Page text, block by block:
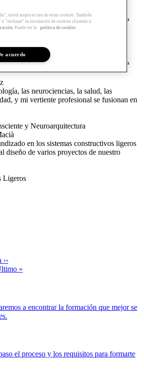
mejorar la habitabilidad
el diseño de calles más habitables - 2ª
para los vecinos de la Barceloneta
el diseño de calles más habitables - 2ª
las neurociencias, la salud, las
y mi vertiente profesional se fusionan en
y Neuroarquitectura
en los sistemas constructivos ligeros
diseño de varios proyectos de nuestro
Ligeros
››
»
a encontrar la formación que mejor se
el proceso y los requisitos para formarte
usted acepta el uso de estas cookies. También
"rechazar" la instalación de cookies clicando a
. Puede ver la política de cookies
acuerdo